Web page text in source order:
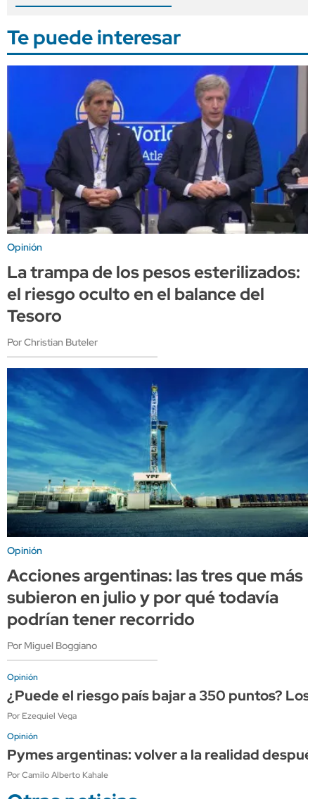
Te puede interesar
Opinión
La trampa de los pesos esterilizados:
el riesgo oculto en el balance del
Tesoro
Por Christian Buteler
Opinión
Acciones argentinas: las tres que más
subieron en julio y por qué todavía
podrían tener recorrido
Por Miguel Boggiano
Opinión
¿Puede el riesgo país bajar a 350 puntos?
Por Ezequiel Vega
Opinión
Pymes argentinas: volver a la realidad
Por Camilo Alberto Kahale